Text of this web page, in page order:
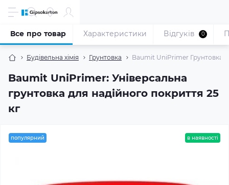
Будівельна хімія Грунтовка Baumit UniPrimer Грунтовка
Baumit UniPrimer: Універсальна
грунтовка для надійного покриття 25
кг
Все про товар Характеристики Відгуків 0
популярний в наявності